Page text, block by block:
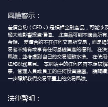
風險警示：
差價合約（CFDs）是槓桿金融產品，可能
極大地影響投資價值。 此產品可能不適合所
金額。 差價合約不在任何交易所交易，而是
易者不擁有或享有任何基礎資產的權利。 在
風險，並考慮到自己的交易經驗水準。 在使
律和稅務意見。 本網站中的任何內容不應被
事、管理人員或員工的任何投資建議。 請閱
一步瞭解我們交易平臺上的交易風險。
法律聲明：